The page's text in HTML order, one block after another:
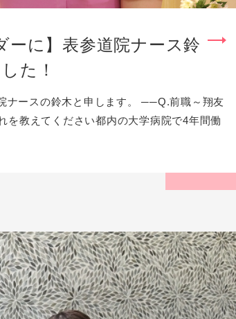
ーに】表参道院ナース鈴
た！
ースの鈴木と申します。 ──Q.前職～翔友
を教えてください都内の大学病院で4年間働